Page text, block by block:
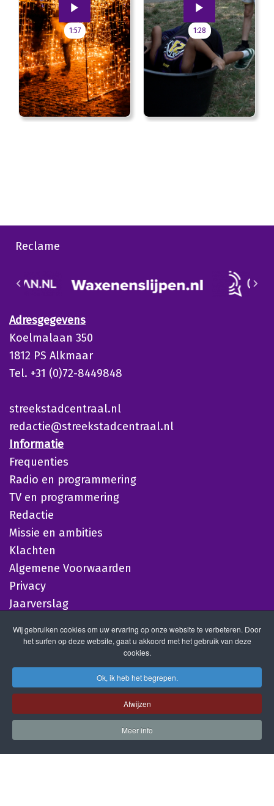
1:57 1:28
Reclame
Adresgegevens
Koelmalaan 350
1812 PS Alkmaar
Tel. +31 (0)72-8449848
streekstadcentraal.nl
redactie@streekstadcentraal.nl
Informatie
Frequenties
Radio en programmering
TV en programmering
Redactie
Missie en ambities
Klachten
Algemene Voorwaarden
Privacy
Jaarverslag
Wij gebruiken cookies om uw ervaring op onze website te verbeteren. Door
het surfen op deze website, gaat u akkoord met het gebruik van deze
cookies.
Ok, ik heb het begrepen.
Afwijzen
Meer info